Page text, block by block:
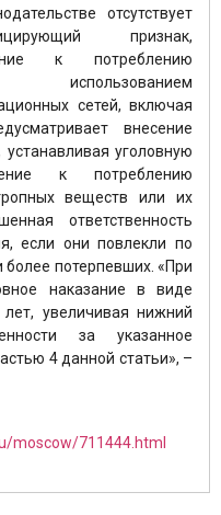
отсутствует
признак,
к потреблению
сетей, включая
внесение
уголовную
к потреблению
веществ или их
ответственность
если они повлекли по
более потерпевших. «При
наказание в виде
увеличивая нижний
за указанное
4 данной статьи», –
moscow/711444.html